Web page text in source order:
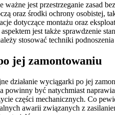
jest przestrzeganie zasad
oraz środki ochrony osobistej,
dotyczące montażu oraz
jest także sprawdzenie
stosować techniki
jej zamontowaniu
działanie wyciągarki po jej
powinny być natychmiast
części mechanicznych. Co
awarii związanych z